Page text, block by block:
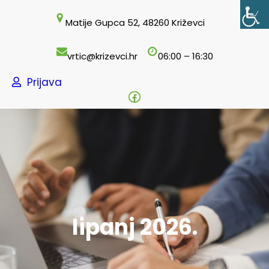
Matije Gupca 52, 48260 Križevci
vrtic@krizevci.hr 06:00 – 16:30
Prijava
Facebook
lipanj 2026.